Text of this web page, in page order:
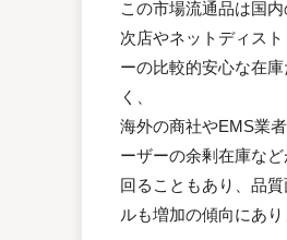
この市場流通品は国
次店やネットディス
ーの比較的安心な在
く、
海外の商社やEMS業
ーザーの余剰在庫な
回ることもあり、品
ルも増加の傾向にあり